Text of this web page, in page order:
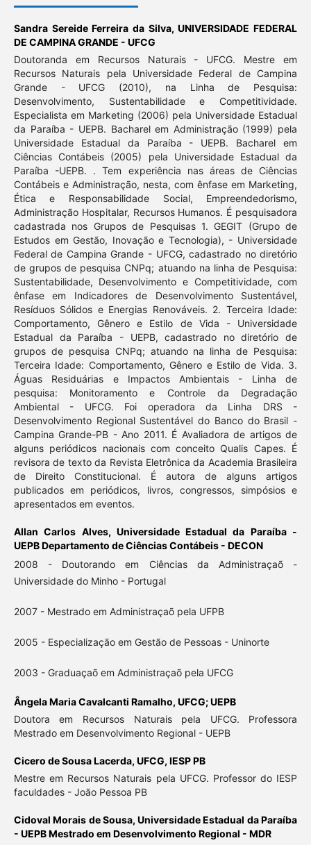
Sandra Sereide Ferreira da Silva,UNIVERSIDADE FEDERAL
DE CAMPINA GRANDE - UFCG
Doutoranda em Recursos Naturais - UFCG. Mestre em
Recursos Naturais pela Universidade Federal de Campina
Grande - UFCG (2010), na Linha de Pesquisa:
Desenvolvimento, Sustentabilidade e Competitividade.
Especialista em Marketing (2006) pela Universidade Estadual
da Paraíba - UEPB. Bacharel em Administração (1999) pela
Universidade Estadual da Paraíba - UEPB. Bacharel em
Ciências Contábeis (2005) pela Universidade Estadual da
Paraíba -UEPB. . Tem experiência nas áreas de Ciências
Contábeis e Administração, nesta, com ênfase em Marketing,
Ética e Responsabilidade Social, Empreendedorismo,
Administração Hospitalar, Recursos Humanos. É pesquisadora
cadastrada nos Grupos de Pesquisas 1. GEGIT (Grupo de
Estudos em Gestão, Inovação e Tecnologia), - Universidade
Federal de Campina Grande - UFCG, cadastrado no diretório
de grupos de pesquisa CNPq; atuando na linha de Pesquisa:
Sustentabilidade, Desenvolvimento e Competitividade, com
ênfase em Indicadores de Desenvolvimento Sustentável,
Resíduos Sólidos e Energias Renováveis. 2. Terceira Idade:
Comportamento, Gênero e Estilo de Vida - Universidade
Estadual da Paraíba - UEPB, cadastrado no diretório de
grupos de pesquisa CNPq; atuando na linha de Pesquisa:
Terceira Idade: Comportamento, Gênero e Estilo de Vida. 3.
Águas Residuárias e Impactos Ambientais - Linha de
pesquisa: Monitoramento e Controle da Degradação
Ambiental - UFCG. Foi operadora da Linha DRS -
Desenvolvimento Regional Sustentável do Banco do Brasil -
Campina Grande-PB - Ano 2011. É Avaliadora de artigos de
alguns periódicos nacionais com conceito Qualis Capes. É
revisora de texto da Revista Eletrônica da Academia Brasileira
de Direito Constitucional. É autora de alguns artigos
publicados em periódicos, livros, congressos, simpósios e
apresentados em eventos.
Allan Carlos Alves, Universidade Estadual da Paraíba -
UEPB Departamento de Ciências Contábeis - DECON
2008 - Doutorando em Ciências da Administraçaõ -
Universidade do Minho - Portugal
2007 - Mestrado em Administraçaõ pela UFPB
2005 - Especialização em Gestão de Pessoas - Uninorte
2003 - Graduaçaõ em Administraçaõ pela UFCG
Ângela Maria Cavalcanti Ramalho, UFCG; UEPB
Doutora em Recursos Naturais pela UFCG. Professora
Mestrado em Desenvolvimento Regional - UEPB
Cicero de Sousa Lacerda, UFCG, IESP PB
Mestre em Recursos Naturais pela UFCG. Professor do IESP
faculdades - João Pessoa PB
Cidoval Morais de Sousa,Universidade Estadual da Paraíba
- UEPB Mestrado em Desenvolvimento Regional - MDR